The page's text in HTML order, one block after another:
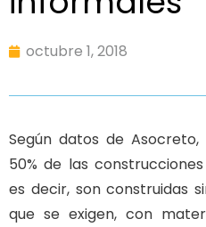
octubre 1, 2018
Según datos de
50% de las
es decir, son construidas
que se exigen, con